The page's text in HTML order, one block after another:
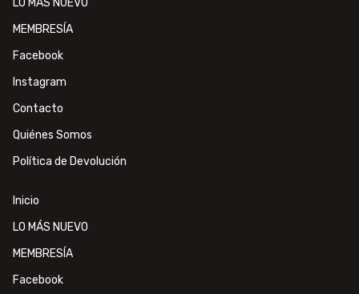
MEMBRESÍA
Facebook
Instagram
Contacto
Quiénes Somos
Política de Devolución
Inicio
LO MÁS NUEVO
MEMBRESÍA
Facebook